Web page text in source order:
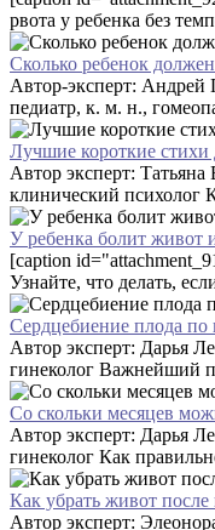
рвота у ребенка без
Сколько ребенок
Автор-эксперт: Андрей
педиатр, к. м. н.,
Лучшие короткие стихи
Автор эксперт:
клинический психолог
У ребенка болит живот
[caption
Узнайте, что делать,
Сердцебиение плода
Автор эксперт: Дарья
гинеколог Важнейший
Со скольки месяцев
Автор эксперт: Дарья
гинеколог Как
Как убрать живот после
Автор эксперт: